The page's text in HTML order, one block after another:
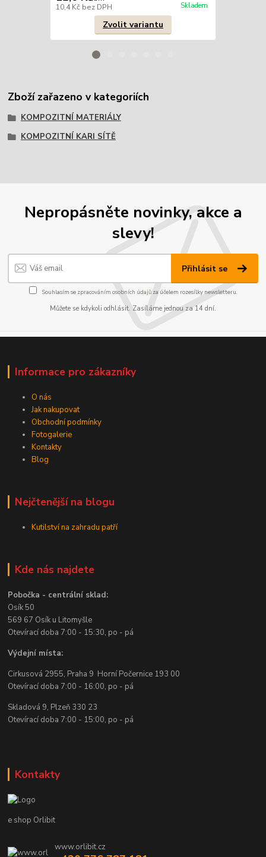
10,4 Kč bez DPH Skladem
Zvolit variantu
Zboží zařazeno v kategoriích
KOMPOZITNÍ MATERIÁLY
KOMPOZITNÍ KARI SÍTĚ
Nepropásněte novinky, akce a
slevy!
Přihlásit se
Souhlasím se zpracováním osobních údajůza účelem rozesílky newsletteru.
Můžete se kdykoli odhlásit. Zasíláme jednou za 14 dní.
Informace pro zákazníky
O nás
Jak nakupovat
Obchodní podmínky
Fotogalerie
Kontakty
Blog
Nejčtenější na blogu
Kutilství na zahradu patří
Kde nás najdete
Pobočka - centrální sklad:
Osík 50
569 67 Osík u Litomyšle
Otevírací doba 7:00 - 15:30, po - pá
Výdejní místa:
Cirkusová 2955, Praha 9 Horní Počernice 193 00
Otevírací doba 7:00 - 16:00, po - pá
Skladová 9, Plzeň 330 23
Otevírací doba 7:00 - 15:00, po - pá
Kontakty
e shop Orlibit
www.orlibit.cz